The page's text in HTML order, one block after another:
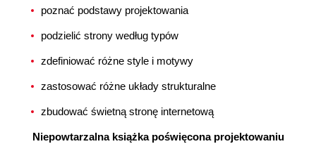
poznać podstawy projektowania
podzielić strony według typów
zdefiniować różne style i motywy
zastosować różne układy strukturalne
zbudować świetną stronę internetową
Niepowtarzalna książka poświęcona projektowaniu